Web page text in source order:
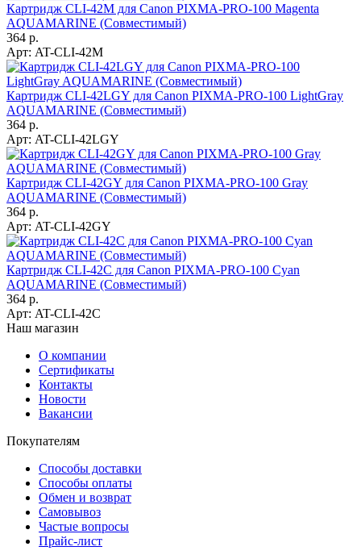
Картридж CLI-42M для Canon PIXMA-PRO-100 Magenta
AQUAMARINE (Совместимый)
364 р.
Арт: AT-CLI-42M
Картридж CLI-42LGY для Canon PIXMA-PRO-100 LightGray
AQUAMARINE (Совместимый)
364 р.
Арт: AT-CLI-42LGY
Картридж CLI-42GY для Canon PIXMA-PRO-100 Gray
AQUAMARINE (Совместимый)
364 р.
Арт: AT-CLI-42GY
Картридж CLI-42C для Canon PIXMA-PRO-100 Cyan
AQUAMARINE (Совместимый)
364 р.
Арт: AT-CLI-42C
Наш магазин
О компании
Сертификаты
Контакты
Новости
Вакансии
Покупателям
Способы доставки
Способы оплаты
Обмен и возврат
Самовывоз
Частые вопросы
Прайс-лист